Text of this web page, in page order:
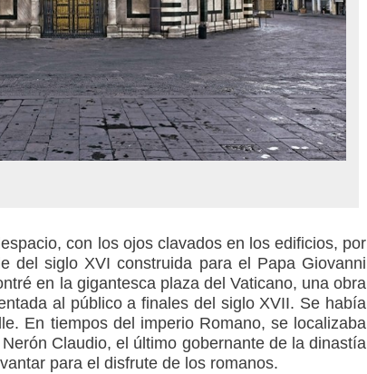
con los ojos clavados en los edificios, por
del siglo XVI construida para el Papa Giovanni
en la gigantesca plaza del Vaticano, una obra
al público a finales del siglo XVII. Se había
En tiempos del imperio Romano, se localizaba
Claudio, el último gobernante de la dinastía
para el disfrute de los romanos.